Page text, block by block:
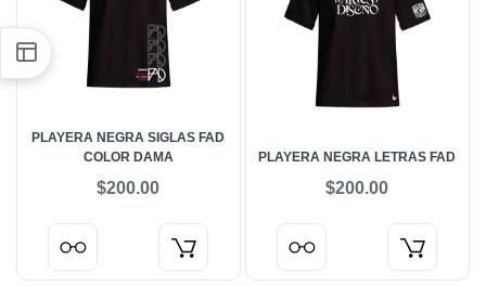
PLAYERA NEGRA SIGLAS FAD
COLOR DAMA
$200.00
PLAYERA NEGRA LETRAS FAD
$200.00